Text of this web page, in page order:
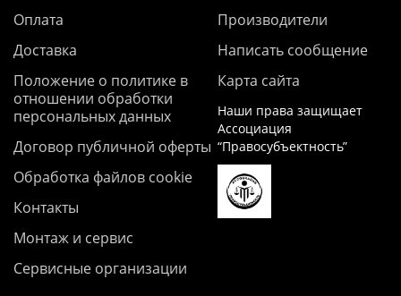
Оплата
Доставка
Положение о политике в
отношении обработки
персональных данных
Договор публичной оферты
Обработка файлов cookie
Контакты
Монтаж и сервис
Сервисные организации
Производители
Написать сообщение
Карта сайта
Наши права защищает
Ассоциация
“Правосубъектность”